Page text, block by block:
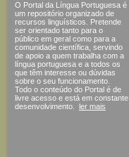
O Portal da Língua Portuguesa é
um repositório organizado de
recursos linguísticos. Pretende
ser orientado tanto para o
público em geral como para a
comunidade científica, servindo
de apoio a quem trabalha com a
língua portuguesa e a todos os
que têm interesse ou dúvidas
sobre o seu funcionamento.
Todo o conteúdo do Portal é de
livre acesso e está em constante
desenvolvimento.
ler mais